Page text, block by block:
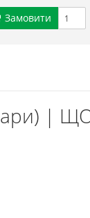
Замовити
|